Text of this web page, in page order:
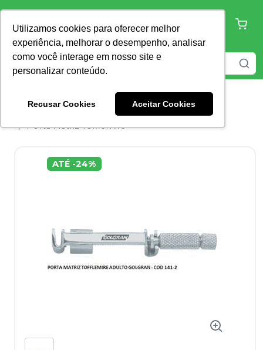
Utilizamos cookies para oferecer melhor
experiência, melhorar o desempenho, analisar
como você interage em nosso site e
personalizar conteúdo.
Recusar Cookies Aceitar Cookies
Dentística e Estética
Porta Matriz
Porta Matriz Tofflemire
ATÉ -24%